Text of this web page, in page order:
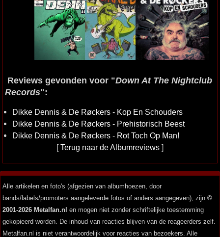
Reviews gevonden voor "Down At The Nightclub
Records":
Dikke Dennis & De Røckers - Kop En Schouders
Dikke Dennis & De Røckers - Prehistorisch Beest
Dikke Dennis & De Røckers - Rot Toch Op Man!
[Terug naar de Albumreviews ]
Alle artikelen en foto's (afgezien van albumhoezen, door
bands/labels/promoters aangeleverde fotos of anders aangegeven), zijn ©
2001-2026 Metalfan.nl en mogen niet zonder schriftelijke toestemming
gekopieerd worden. De inhoud van reacties blijven van de reageerders zelf.
Metalfan.nl is niet verantwoordelijk voor reacties van bezoekers. Alle